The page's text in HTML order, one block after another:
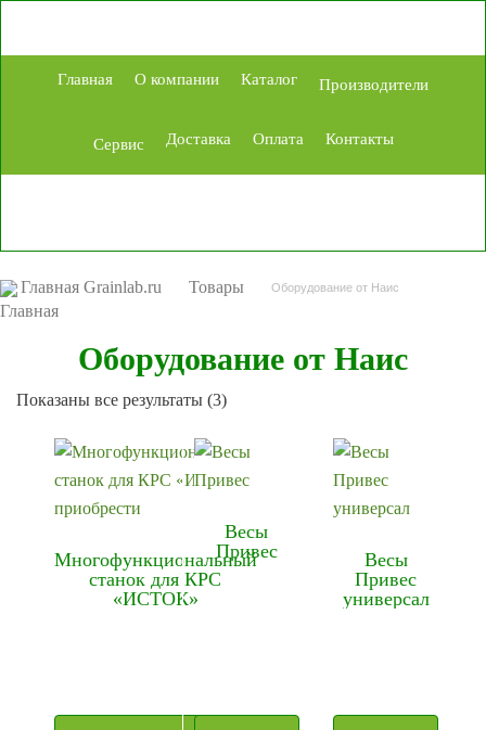
Главная О компании Каталог Производители
Сервис Доставка Оплата Контакты
Главная Grainlab.ru Товары Оборудование от Наис
Оборудование от Наис
Показаны все результаты (3)Сортировка:
Многофункциональный
станок для КРС
«ИСТОК»
Весы
Привес
Весы
Привес
универсал